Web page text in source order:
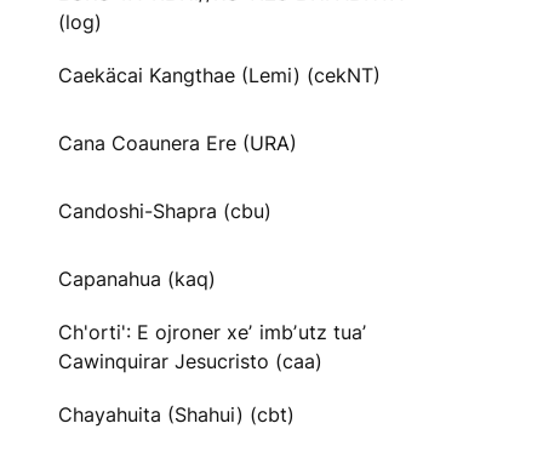
(log)
Caekäcai Kangthae (Lemi) (cekNT)
Cana Coaunera Ere (URA)
Candoshi-Shapra (cbu)
Capanahua (kaq)
Ch'orti': E ojroner xeʼ imbʼutz tuaʼ
Cawinquirar Jesucristo (caa)
Chayahuita (Shahui) (cbt)